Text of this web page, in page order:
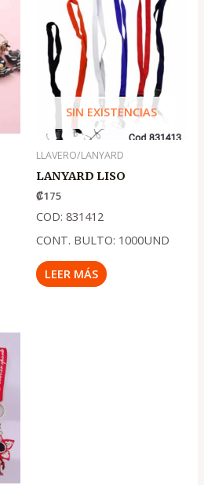
SIN EXISTENCIAS
LLAVERO/LANYARD
LANYARD LISO
₡175
COD: 831412
CONT. BULTO: 1000UND
LEER MÁS